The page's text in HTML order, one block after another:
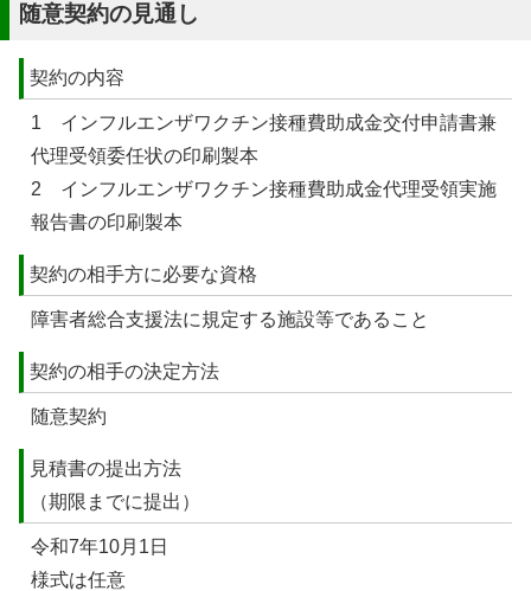
随意契約の見通し
契約の内容
1 インフルエンザワクチン接種費助成金交付申請書兼
代理受領委任状の印刷製本
2 インフルエンザワクチン接種費助成金代理受領実施
報告書の印刷製本
契約の相手方に必要な資格
障害者総合支援法に規定する施設等であること
契約の相手の決定方法
随意契約
見積書の提出方法
（期限までに提出）
令和7年10月1日
様式は任意